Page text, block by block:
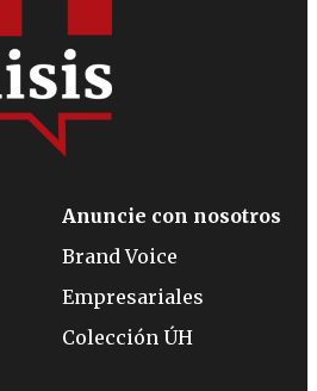
Anuncie con nosotros
Brand Voice
Empresariales
Colección ÚH